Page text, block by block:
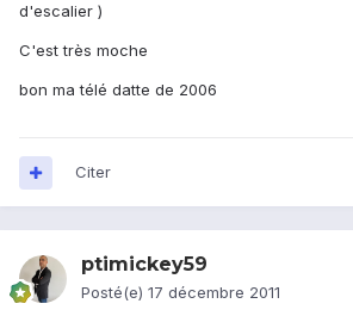
d'escalier )
C'est très moche
bon ma télé datte de 2006
Citer
ptimickey59
Posté(e) 17 décembre 2011